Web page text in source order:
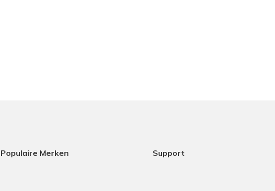
Populaire Merken Support